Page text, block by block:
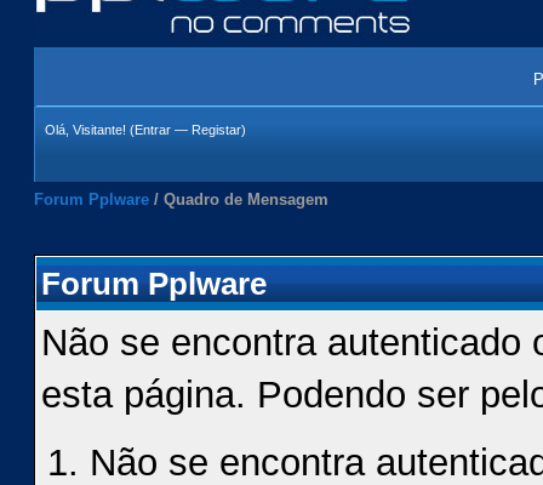
Olá, Visitante! (Entrar — Registar)
Forum Pplware / Quadro de Mensagem
Forum Pplware
Não se encontra autenticado
esta página. Podendo ser
Não se encontra